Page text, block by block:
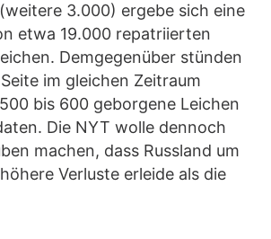
3.000) ergebe sich eine
etwa 19.000 repatriierten
Demgegenüber stünden
im gleichen Zeitraum
bis 600 geborgene Leichen
Die NYT wolle dennoch
machen, dass Russland um
Verluste erleide als die